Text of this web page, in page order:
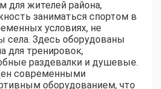
жителей района,
заниматься спортом в
условиях, не
села. Здесь оборудованы
для тренировок,
раздевалки и душевые.
современными
оборудованием, что